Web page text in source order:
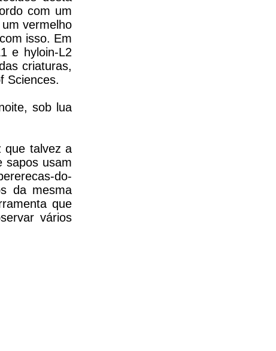
com um
vermelho
isso. Em
e hyloin-L2
criaturas,
Sciences.
sob lua
que talvez a
sapos usam
do-
da mesma
que
vários